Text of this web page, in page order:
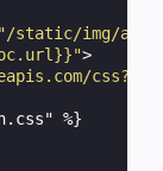
"/static/img/
>
%}